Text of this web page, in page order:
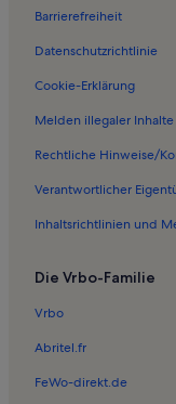
Ferienwohnungen in
Ferienwohnungen in
Ferienwohnungen in
Ferienwohnungen in
Ferienwohnungen in
Ferienwohnungen in
Ferienwohnungen in
Ferienwohnungen und
Ferienwohnungen und
Häuser in Ichtershausen
Ferienwohnungen und
Barrierefreiheit
Datenschutzrichtlinie
Cookie-Erklärung
Melden illegaler Inhalte
Rechtliche Hinweise/
Verantwortlicher
Inhaltsrichtlinien und
Die Vrbo-Familie
Vrbo
Abritel.fr
FeWo-direkt.de